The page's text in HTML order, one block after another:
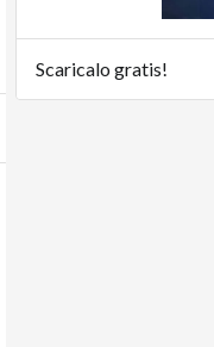
Scaricalo gratis!